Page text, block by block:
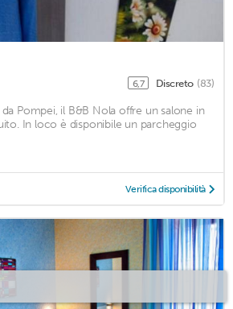
6,7 Discreto (83)
Pompei, il B&B Nola offre un salone in
In loco è disponibile un parcheggio
Verifica disponibilità